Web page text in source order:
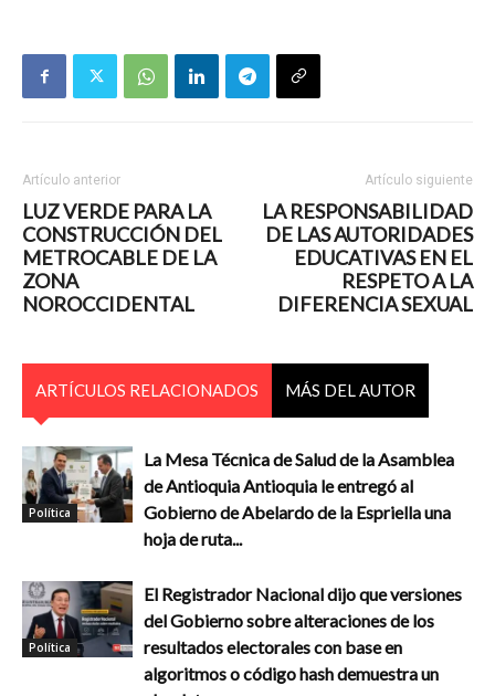
Artículo anterior
LUZ VERDE PARA LA
CONSTRUCCIÓN DEL
METROCABLE DE LA
ZONA
NOROCCIDENTAL
Artículo siguiente
LA RESPONSABILIDAD
DE LAS AUTORIDADES
EDUCATIVAS EN EL
RESPETO A LA
DIFERENCIA SEXUAL
ARTÍCULOS RELACIONADOS MÁS DEL AUTOR
Política
La Mesa Técnica de Salud de la Asamblea
de Antioquia Antioquia le entregó al
Gobierno de Abelardo de la Espriella una
hoja de ruta...
Política
El Registrador Nacional dijo que versiones
del Gobierno sobre alteraciones de los
resultados electorales con base en
algoritmos o código hash demuestra un